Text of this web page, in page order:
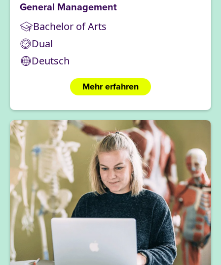
General Management
Bachelor of Arts
Dual
Deutsch
Mehr erfahren